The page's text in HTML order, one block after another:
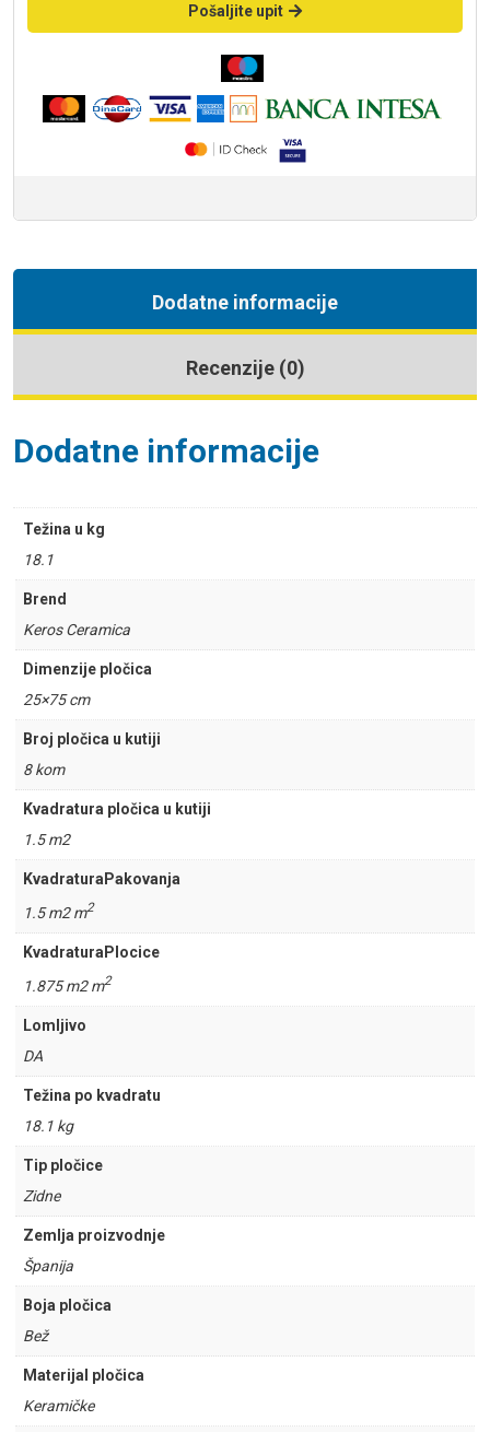
Pošaljite upit
Dodatne informacije
Recenzije (0)
Dodatne informacije
Težina u kg
18.1
Brend
Keros Ceramica
Dimenzije pločica
25×75 cm
Broj pločica u kutiji
8 kom
Kvadratura pločica u kutiji
1.5 m2
KvadraturaPakovanja
1.5 m2 m2
KvadraturaPlocice
1.875 m2 m2
Lomljivo
DA
Težina po kvadratu
18.1 kg
Tip pločice
Zidne
Zemlja proizvodnje
Španija
Boja pločica
Bež
Materijal pločica
Keramičke